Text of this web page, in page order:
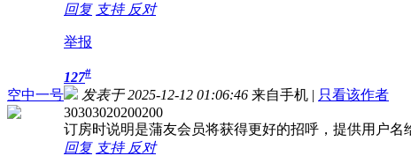
回复 支持 反对
举报
空中一号
127#
发表于 2025-12-12 01:06:46 来自手机 | 只看该作者
30303020200200
订房时说明是蒲友会员将获得更好的招呼，提供用户名
回复 支持 反对